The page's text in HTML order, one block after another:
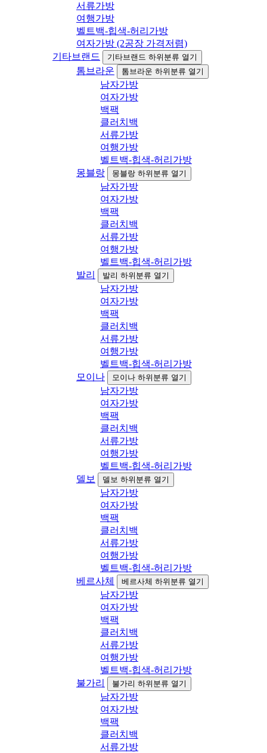
서류가방
여행가방
벨트백-힙색-허리가방
여자가방 (2공장 가격저렴)
기타브랜드
기타브랜드 하위분류 열기
톰브라운 톰브라운 하위분류 열기
남자가방
여자가방
백팩
클러치백
서류가방
여행가방
벨트백-힙색-허리가방
몽블랑
몽블랑 하위분류 열기
남자가방
여자가방
백팩
클러치백
서류가방
여행가방
벨트백-힙색-허리가방
발리
발리 하위분류 열기
남자가방
여자가방
백팩
클러치백
서류가방
여행가방
벨트백-힙색-허리가방
모이나
모이나 하위분류 열기
남자가방
여자가방
백팩
클러치백
서류가방
여행가방
벨트백-힙색-허리가방
델보
델보 하위분류 열기
남자가방
여자가방
백팩
클러치백
서류가방
여행가방
벨트백-힙색-허리가방
베르사체
베르사체 하위분류 열기
남자가방
여자가방
백팩
클러치백
서류가방
여행가방
벨트백-힙색-허리가방
불가리
불가리 하위분류 열기
남자가방
여자가방
백팩
클러치백
서류가방